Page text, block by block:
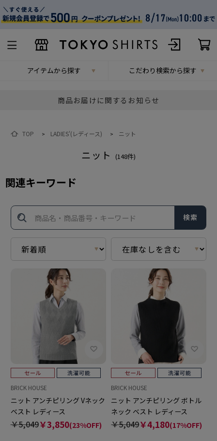
アイテムから探す こだわり検索から探す
商品お届けに関するお知らせ
TOP > LADIES'(レディース) > ニット
ニット (148件)
関連キーワード
検索
BRICK HOUSE
ニット アンチピリング Vネック
ベスト レディース
￥5,049￥3,850(23%OFF)
BRICK HOUSE
ニット アンチピリング ボトル
ネック ベスト レディース
￥5,049￥4,180(17%OFF)